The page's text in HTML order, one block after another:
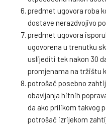
predmet ugovora roba
dostave nerazdvojivo
predmet ugovora
ugovorena u trenutku
uslijediti tek nakon 30
promjenama na tržištu
potrošač posebno
obavljanja hitnih
da ako prilikom takvog
potrošač izrijekom